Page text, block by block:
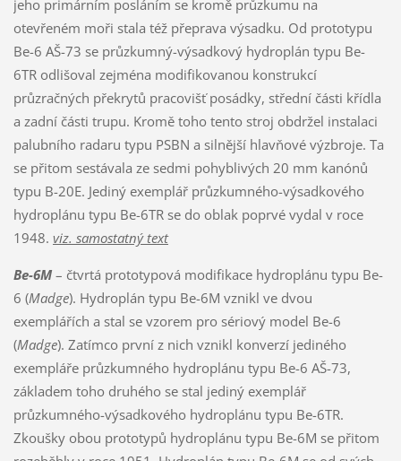
jeho primárním posláním se kromě průzkumu na
otevřeném moři stala též přeprava výsadku. Od prototypu
Be-6 AŠ-73 se průzkumný-výsadkový hydroplán typu Be-
6TR odlišoval zejména modifikovanou konstrukcí
průzračných překrytů pracovišť posádky, střední části křídla
a zadní části trupu. Kromě toho tento stroj obdržel instalaci
palubního radaru typu PSBN a silnější hlavňové výzbroje. Ta
se přitom sestávala ze sedmi pohyblivých 20 mm kanónů
typu B-20E. Jediný exemplář průzkumného-výsadkového
hydroplánu typu Be-6TR se do oblak poprvé vydal v roce
1948. viz. samostatný text
Be-6M– čtvrtá prototypová modifikace hydroplánu typu Be-
6 (Madge). Hydroplán typu Be-6M vznikl ve dvou
exemplářích a stal se vzorem pro sériový model Be-6
(Madge). Zatímco první z nich vznikl konverzí jediného
exempláře průzkumného hydroplánu typu Be-6 AŠ-73,
základem toho druhého se stal jediný exemplář
průzkumného-výsadkového hydroplánu typu Be-6TR.
Zkoušky obou prototypů hydroplánu typu Be-6M se přitom